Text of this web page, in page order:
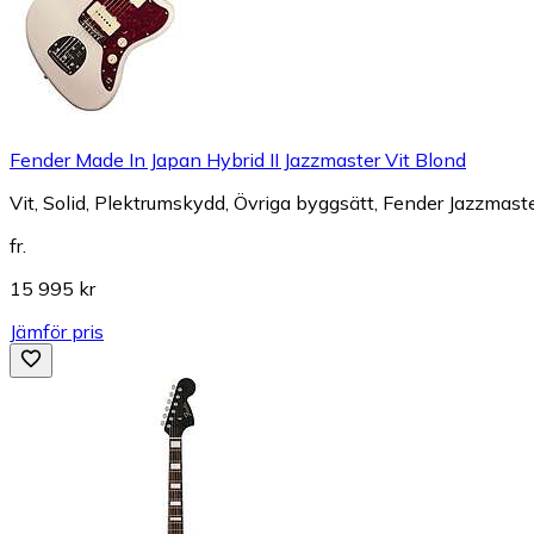
Fender Made In Japan Hybrid II Jazzmaster Vit Blond
Vit, Solid, Plektrumskydd, Övriga byggsätt, Fender
fr.
15 995 kr
Jämför pris